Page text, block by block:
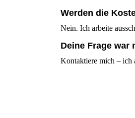
Werden die
Nein. Ich arbeite
Deine Frage war
Kontaktiere mich – ich